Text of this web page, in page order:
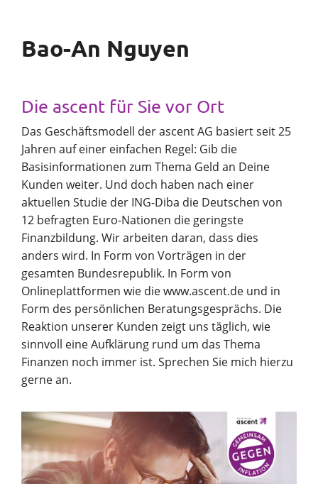
Bao-An Nguyen
Die ascent für Sie vor Ort
Das Geschäftsmodell der ascent AG basiert seit 25
Jahren auf einer einfachen Regel: Gib die
Basisinformationen zum Thema Geld an Deine
Kunden weiter. Und doch haben nach einer
aktuellen Studie der ING-Diba die Deutschen von
12 befragten Euro-Nationen die geringste
Finanzbildung. Wir arbeiten daran, dass dies
anders wird. In Form von Vorträgen in der
gesamten Bundesrepublik. In Form von
Onlineplattformen wie die www.ascent.de und in
Form des persönlichen Beratungsgesprächs. Die
Reaktion unserer Kunden zeigt uns täglich, wie
sinnvoll eine Aufklärung rund um das Thema
Finanzen noch immer ist. Sprechen Sie mich hierzu
gerne an.